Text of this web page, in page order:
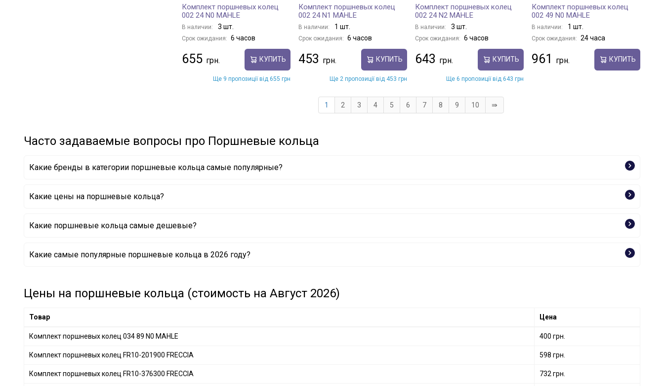
Комплект поршневых колец
002 24 N0 MAHLE
В наличии: 3 шт.
Срок ожидания: 6 часов
655 КУПИТЬ
Ще 9 пропозиції від 655 грн
Комплект поршневых колец
002 24 N1 MAHLE
В наличии: 1 шт.
Срок ожидания: 6 часов
453 КУПИТЬ
Ще 2 пропозиції від 453 грн
Комплект поршневых колец
002 24 N2 MAHLE
В наличии: 3 шт.
Срок ожидания: 6 часов
643 КУПИТЬ
Ще 6 пропозиції від 643 грн
Комплект поршневых колец
002 49 N0 MAHLE
В наличии: 1 шт.
Срок ожидания: 24 часа
961 КУПИТЬ
1 2 3 4 5 6 7 8 9 10 ⇛
Часто задаваемые вопросы про Поршневые кольца
Какие бренды в категории поршневые кольца самые популярные?
MAHLE
Какие цены на поршневые кольца?
Какие поршневые кольца самые дешевые?
Комплект поршневых колец 8954360000 NE
Какие самые популярные поршневые кольца в 2026 году?
Комплект поршневых колец 800071010000 KOLBENSCHMIDT
Комплект поршневых колец 012 08 N0 MAHLE
Цены на поршневые кольца (стоимость на Август 2026)
Товар Цена
Комплект поршневых колец 034 89 N0 MAHLE 400 грн.
Комплект поршневых колец FR10-201900 FRECCIA 598 грн.
Комплект поршневых колец FR10-376300 FRECCIA 732 грн.